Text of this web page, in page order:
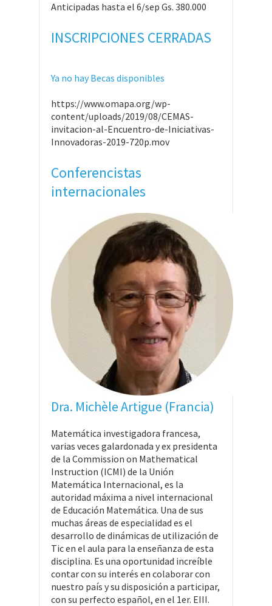
Anticipadas hasta el 6/sep Gs. 380.000
INSCRIPCIONES CERRADAS
Ya no hay Becas disponibles
https://www.omapa.org/wp-
content/uploads/2019/08/CEMAS-
invitacion-al-Encuentro-de-Iniciativas-
Innovadoras-2019-720p.mov
Conferencistas
internacionales
Dra. Michèle Artigue (Francia)
Matemática investigadora francesa,
varias veces galardonada y ex presidenta
de la Commission on Mathematical
Instruction (ICMI) de la Unión
Matemática Internacional, es la
autoridad máxima a nivel internacional
de Educación Matemática. Una de sus
muchas áreas de especialidad es el
desarrollo de dinámicas de utilización de
Tic en el aula para la enseñanza de esta
disciplina. Es una oportunidad increíble
contar con su interés en colaborar con
nuestro país y su disposición a participar,
con su perfecto español, en el 1er. EIII.